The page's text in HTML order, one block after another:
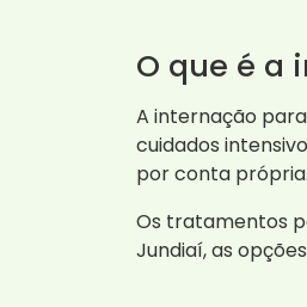
O que é a
A internação
cuidados
por conta própria.
Os tratamentos
Jundiaí, as